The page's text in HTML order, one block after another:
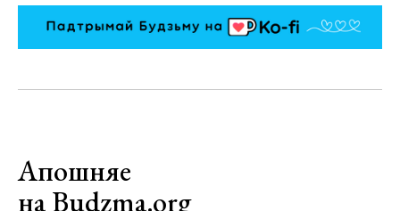
Апошняе
на Budzma.org